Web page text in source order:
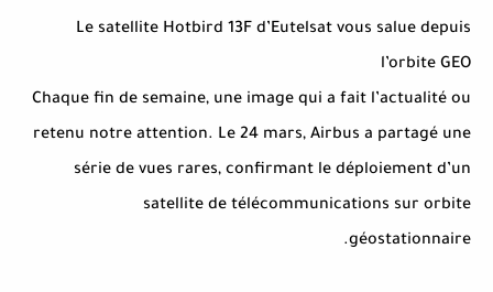
Le satellite Hotbird 13F d’Eutelsat vous salue depuis
l’orbite GEO
Chaque fin de semaine, une image qui a fait l’actualité ou
retenu notre attention. Le 24 mars, Airbus a partagé une
série de vues rares, confirmant le déploiement d’un
satellite de télécommunications sur orbite
géostationnaire.